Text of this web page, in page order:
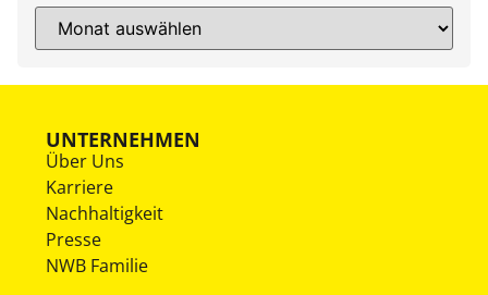
UNTERNEHMEN
Über Uns
Karriere
Nachhaltigkeit
Presse
NWB Familie